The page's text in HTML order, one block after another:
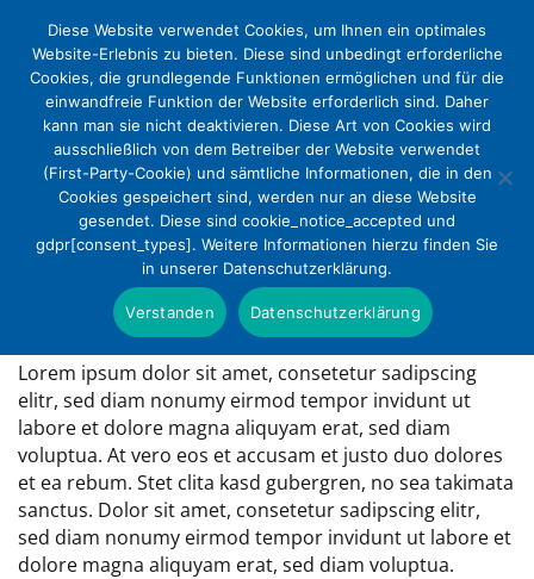
UnterthemaPflege
Hier erscheint eine Überschrift
Lorem ipsum dolor sit amet, consetetur sadipscing
elitr, sed diam nonumy eirmod tempor invidunt ut
labore et dolore magna aliquyam erat, sed diam
voluptua. At vero eos et accusam et justo duo dolores
et ea rebum. Stet clita kasd gubergren, no sea takimata
sanctus. Dolor sit amet, consetetur sadipscing elitr,
sed diam nonumy eirmod tempor invidunt ut labore et
dolore magna aliquyam erat, sed diam voluptua.
Diese Website verwendet Cookies, um Ihnen ein optimales
Website-Erlebnis zu bieten. Diese sind unbedingt erforderliche
Cookies, die grundlegende Funktionen ermöglichen und für die
einwandfreie Funktion der Website erforderlich sind. Daher
kann man sie nicht deaktivieren. Diese Art von Cookies wird
ausschließlich von dem Betreiber der Website verwendet
(First-Party-Cookie) und sämtliche Informationen, die in den
Cookies gespeichert sind, werden nur an diese Website
gesendet. Diese sind cookie_notice_accepted und
gdpr[consent_types]. Weitere Informationen hierzu finden Sie
in unserer Datenschutzerklärung.
Verstanden Datenschutzerklärung